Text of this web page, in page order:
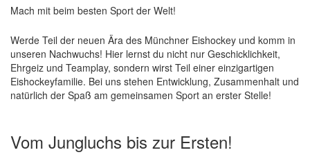
Mach mit beim besten Sport der Welt!
Werde Teil der neuen Ära des Münchner Eishockey und komm in
unseren Nachwuchs! Hier lernst du nicht nur Geschicklichkeit,
Ehrgeiz und Teamplay, sondern wirst Teil einer einzigartigen
Eishockeyfamilie. Bei uns stehen Entwicklung, Zusammenhalt und
natürlich der Spaß am gemeinsamen Sport an erster Stelle!
Vom Jungluchs bis zur Ersten!